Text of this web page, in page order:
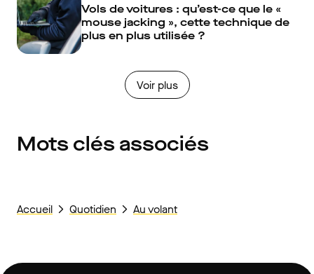
Vols de voitures : qu’est-ce que le «
mouse jacking », cette technique de
plus en plus utilisée ?
Voir plus
Mots clés associés
Accueil Quotidien Au volant